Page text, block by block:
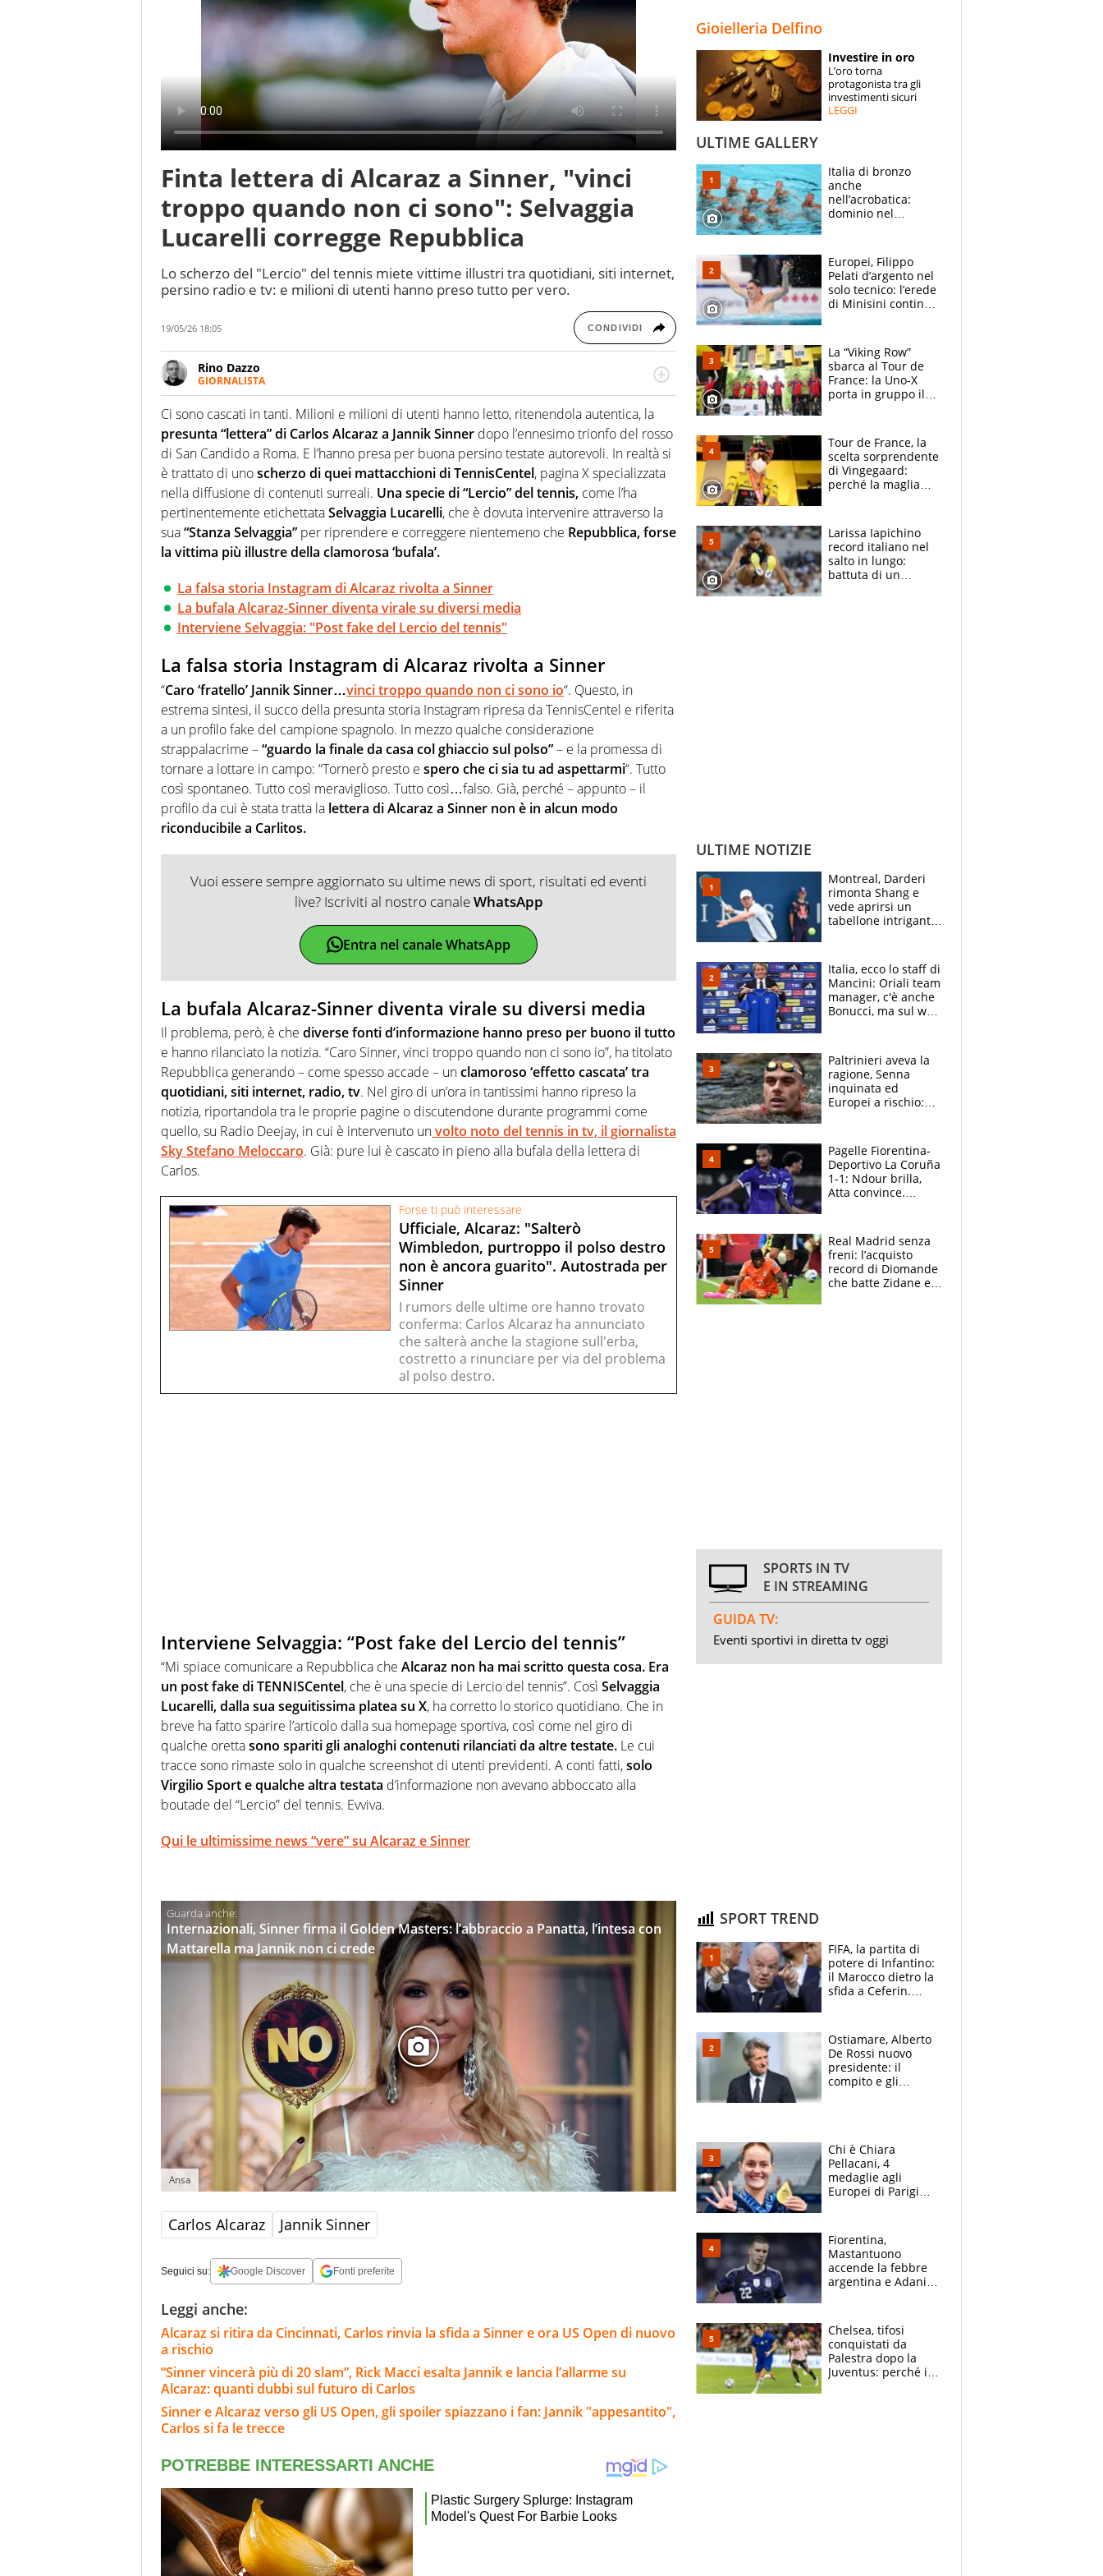
ESPERTI
CONTATTI
Finta lettera di Alcaraz a Sinner, "vinci
troppo quando non ci sono": Selvaggia
Lucarelli corregge Repubblica
Lo scherzo del "Lercio" del tennis miete vittime illustri tra quotidiani, siti internet,
persino radio e tv: e milioni di utenti hanno preso tutto per vero.
19/05/26 18:05 CONDIVIDI
Rino Dazzo
GIORNALISTA
Se mai ci fosse modo di traslare il glossario del calcio in una nicchia di esperti, lui ne
farebbe parte. Non si perde una svista arbitrale né gli umori social del mondo delle
curve
Ci sono cascati in tanti. Milioni e milioni di utenti hanno letto, ritenendola autentica, la
presunta “lettera” di Carlos Alcaraz a Jannik Sinner dopo l’ennesimo trionfo del rosso
di San Candido a Roma. E l’hanno presa per buona persino testate autorevoli. In realtà si
è trattato di unoscherzo di quei mattacchioni di TennisCentel, pagina X specializzata
nella diffusione di contenuti surreali. Una specie di “Lercio” del tennis, come l’ha
pertinentemente etichettataSelvaggia Lucarelli, che è dovuta intervenire attraverso la
sua“Stanza Selvaggia” per riprendere e correggere nientemeno che Repubblica, forse
la vittima più illustre della clamorosa ‘bufala’.
La falsa storia Instagram di Alcaraz rivolta a Sinner
La bufala Alcaraz-Sinner diventa virale su diversi media
Interviene Selvaggia: "Post fake del Lercio del tennis"
La falsa storia Instagram di Alcaraz rivolta a Sinner
“Caro ‘fratello’ Jannik Sinner…vinci troppo quando non ci sono io“. Questo, in
estrema sintesi, il succo della presunta storia Instagram ripresa da TennisCentel e riferita
a un profilo fake del campione spagnolo. In mezzo qualche considerazione
strappalacrime –“guardo la finale da casa col ghiaccio sul polso”– e la promessa di
tornare a lottare in campo: “Tornerò presto e spero che ci sia tu ad aspettarmi“. Tutto
così spontaneo. Tutto così meraviglioso. Tutto così…falso. Già, perché – appunto – il
profilo da cui è stata tratta la lettera di Alcaraz a Sinner non è in alcun modo
riconducibile a Carlitos.
Vuoi essere sempre aggiornato su ultime news di sport, risultati ed eventi
live? Iscriviti al nostro canaleWhatsApp
Entra nel canale WhatsApp
La bufala Alcaraz-Sinner diventa virale su diversi media
Il problema, però, è che diverse fonti d’informazione hanno preso per buono il tutto
e hanno rilanciato la notizia. “Caro Sinner, vinci troppo quando non ci sono io”, ha titolato
Repubblica generando – come spesso accade – unclamoroso ‘effetto cascata’ tra
quotidiani, siti internet, radio, tv. Nel giro di un’ora in tantissimi hanno ripreso la
notizia, riportandola tra le proprie pagine o discutendone durante programmi come
quello, su Radio Deejay, in cui è intervenuto unvolto noto del tennis in tv, il giornalista
Sky Stefano Meloccaro. Già: pure lui è cascato in pieno alla bufala della lettera di
Carlos.
Forse ti può interessare
Ufficiale, Alcaraz: "Salterò
Wimbledon, purtroppo il polso destro
non è ancora guarito". Autostrada per
Sinner
I rumors delle ultime ore hanno trovato
conferma: Carlos Alcaraz ha annunciato
che salterà anche la stagione sull'erba,
costretto a rinunciare per via del problema
al polso destro.
Interviene Selvaggia: “Post fake del Lercio del tennis”
“Mi spiace comunicare a Repubblica che Alcaraz non ha mai scritto questa cosa. Era
un post fake di TENNISCentel, che è una specie di Lercio del tennis”. Così Selvaggia
Lucarelli, dalla sua seguitissima platea su X, ha corretto lo storico quotidiano. Che in
breve ha fatto sparire l’articolo dalla sua homepage sportiva, così come nel giro di
qualche orettasono spariti gli analoghi contenuti rilanciati da altre testate. Le cui
tracce sono rimaste solo in qualche screenshot di utenti previdenti. A conti fatti,solo
Virgilio Sport e qualche altra testata d’informazione non avevano abboccato alla
boutade del “Lercio” del tennis. Evviva.
Qui le ultimissime news “vere” su Alcaraz e Sinner
Internazionali, Sinner firma il Golden Masters: l’abbraccio a Panatta, l’intesa con
Mattarella ma Jannik non ci crede
Ansa
Carlos Alcaraz Jannik Sinner
Seguici su: Google Discover Fonti preferite
Leggi anche:
Alcaraz si ritira da Cincinnati, Carlos rinvia la sfida a Sinner e ora US Open di nuovo
a rischio
“Sinner vincerà più di 20 slam”, Rick Macci esalta Jannik e lancia l’allarme su
Alcaraz: quanti dubbi sul futuro di Carlos
Sinner e Alcaraz verso gli US Open, gli spoiler spiazzano i fan: Jannik "appesantito",
Carlos si fa le trecce
Gioielleria Delfino
Investire in oro
L’oro torna
protagonista tra gli
investimenti sicuri
LEGGI
ULTIME GALLERY
Italia di bronzo
anche
nell’acrobatica:
dominio nel
e compagni
continuare
Europei, Filippo
Pelati d’argento nel
solo tecnico: l’erede
di Minisini continua
mirino
La “Viking Row”
sbarca al Tour de
France: la Uno-X
porta in gruppo il
compagni
Tour de France, la
scelta sorprendente
di Vingegaard:
perché la maglia
rischio da evitare
Larissa Iapichino
record italiano nel
salto in lungo:
battuta di un
ULTIME NOTIZIE
Montreal, Darderi
rimonta Shang e
vede aprirsi un
tabellone intrigante:
felice del mio livello"
Italia, ecco lo staff di
Mancini: Oriali team
manager, c'è anche
Bonucci, ma sul web
Paltrinieri aveva la
ragione, Senna
inquinata ed
Europei a rischio:
adesso
Pagelle Fiorentina-
Deportivo La Coruña
1-1: Ndour brilla,
Atta convince.
Real Madrid senza
freni: l’acquisto
record di Diomande
che batte Zidane e
SPORTS IN TV
E IN STREAMING
GUIDA TV:
Eventi sportivi in diretta tv oggi
SPORT TREND
FIFA, la partita di
potere di Infantino:
il Marocco dietro la
sfida a Ceferin.
squadre, l’ira di Figo
Ostiamare, Alberto
De Rossi nuovo
presidente: il
compito e gli
Chi è Chiara
Pellacani, 4
medaglie agli
Europei di Parigi
giornalista, mamma
insegnante e il
fratello calciatore
Fiorentina,
Mastantuono
accende la febbre
argentina e Adani
festa’ a Commisso
Chelsea, tifosi
conquistati da
Palestra dopo la
Juventus: perché i